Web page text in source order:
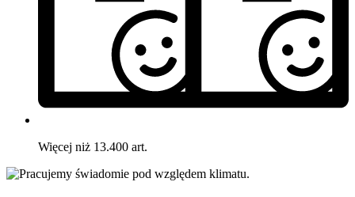
Więcej niż 13.400 art.